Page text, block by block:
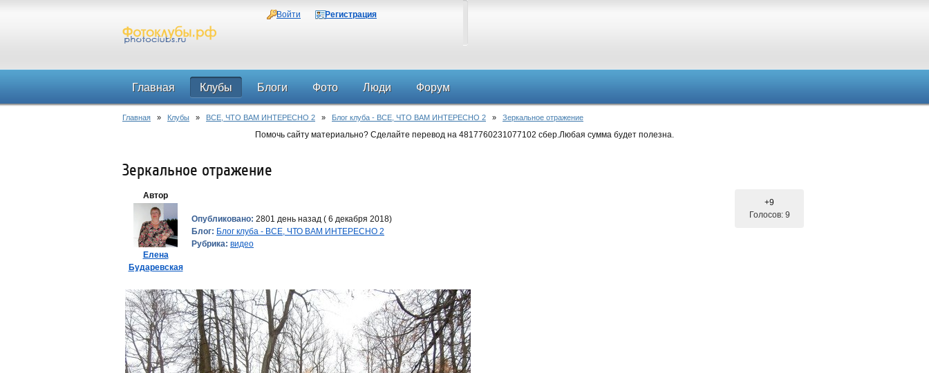
Войти Регистрация
Главная Клубы Блоги Фото Люди Форум
Главная » Клубы » ВСЕ, ЧТО ВАМ ИНТЕРЕСНО 2 » Блог клуба - ВСЕ, ЧТО ВАМ ИНТЕРЕСНО 2 » Зеркальное отражение
Помочь сайту материально? Сделайте перевод на 4817760231077102 сбер.Любая сумма будет полезна.
Зеркальное отражение
Автор
Елена
Бударевская
Опубликовано: 2801 день назад ( 6 декабря 2018)
Блог: Блог клуба - ВСЕ, ЧТО ВАМ ИНТЕРЕСНО 2
Рубрика: видео
+9
Голосов: 9